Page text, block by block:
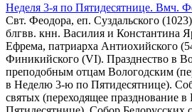
Неделя 3-я по Пятидесятнице. Вмч.
Свт. Феодора, еп. Суздальского
блгвв. кнн. Василия и Константина
Ефрема, патриарха Антиохийского
Финикийского (VI). Празднество в
преподобным отцам Вологодским
в Неделю 3-ю по Пятидесятнице).
святых (переходящее празднование